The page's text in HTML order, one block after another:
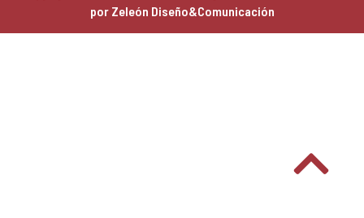
por Zeleón Diseño&Comunicación